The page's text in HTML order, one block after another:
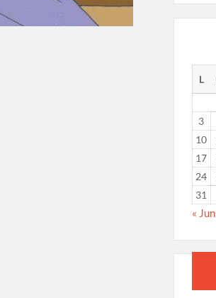
L
3
10
17
24
31
« Jun